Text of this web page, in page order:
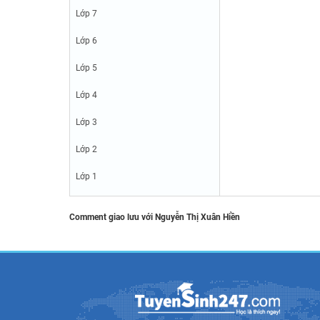
Lớp 7
Lớp 6
Lớp 5
Lớp 4
Lớp 3
Lớp 2
Lớp 1
Comment giao lưu với Nguyễn Thị Xuân Hiền